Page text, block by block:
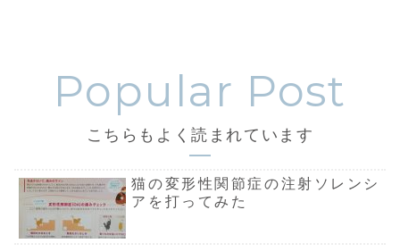
こちらもよく読まれています
猫の変形性関節症の注射ソレンシ
アを打ってみた